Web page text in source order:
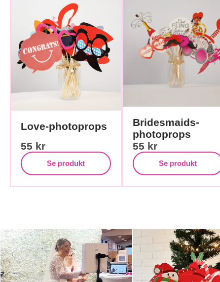
Love-photoprops
55 kr
Se produkt
Bridesmaids-
photoprops
55 kr
Se produkt